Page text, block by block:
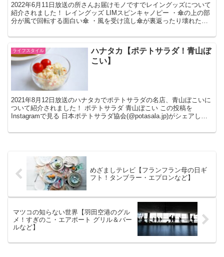
2022年6月11日放送の所さんお届けモノですでレイングッズについて
紹介されました！ レイングッズ LIMスピンキャノピー ・傘の上の部
分が風で回転する面白い傘 ・風を受け流し傘が裏返ったり壊れたり
ライフスタイル
ハナタカ【ポテトサラダ！青山ぼ
こい】
2021年8月12日放送のハナタカでポテトサラダの名店、青山ぼこいに
ついて紹介されました！ ポテトサラダ 青山ぼこい この投稿を
Instagramで見る 日本ポテトサラダ協会(@potasala.jp)がシェアした
めざましテレビ【フランフラン母の日ギ
フト！タンブラー・エプロンなど】
マツコの知らない世界【羽田空港のグル
メ！すぎのこ・エアポート グリル＆バー
ルなど】